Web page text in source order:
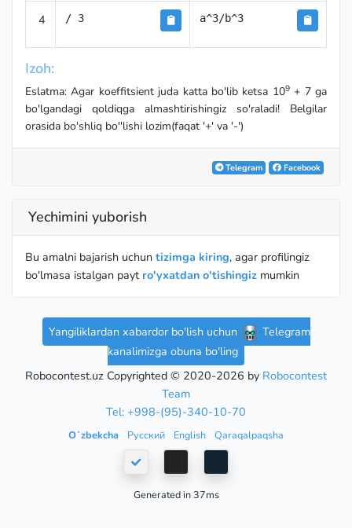
4 / 3 a^3/b^3
Izoh:
Eslatma: Agar koeffitsient juda katta bo'lib ketsa 109+ 7 ga
bo'lgandagi qoldiqga almashtirishingiz so'raladi! Belgilar
orasida bo'shliq bo''lishi lozim(faqat '+' va '-')
Telegram Facebook
Yechimini yuborish
Bu amalni bajarish uchun tizimga kiring, agar profilingiz
bo'lmasa istalgan payt ro'yxatdan o'tishingiz mumkin
Yangiliklardan xabardor bo'lish uchun
Telegram
kanalimizga obuna bo'ling
Robocontest.uz Copyrighted © 2020-2026 by Robocontest
Team
Tel: +998-(95)-340-10-70
Oʻzbekcha Русский English Qaraqalpaqsha
Generated in 37ms